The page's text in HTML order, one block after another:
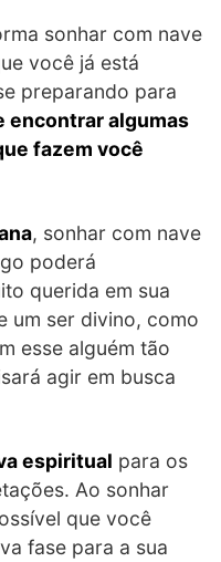
sonhar com nave
você já está
preparando para
encontrar algumas
fazem você
, sonhar com nave
poderá
querida em sua
um ser divino, como
esse alguém tão
agir em busca
espiritual para os
Ao sonhar
que você
fase para a sua